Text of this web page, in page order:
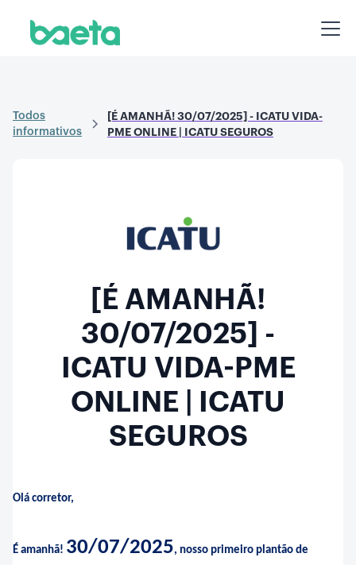
Todos
informativos
[É AMANHÃ! 30/07/2025] - ICATU VIDA-
PME ONLINE | ICATU SEGUROS
[É AMANHÃ!
30/07/2025] -
ICATU VIDA-PME
ONLINE | ICATU
SEGUROS
Olá corretor,
É amanhã! 30/07/2025, nosso primeiro plantão de